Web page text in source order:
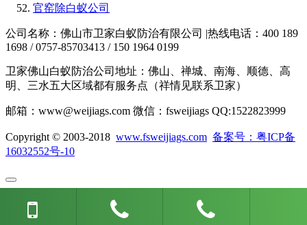
官窑除白蚁公司
公司名称：佛山市卫家白蚁防治有限公司 |热线电话：400 189
1698 / 0757-85703413 / 150 1964 0199
卫家佛山白蚁防治公司地址：佛山、禅城、南海、顺德、高
明、三水五大区域都有服务点（祥情见联系卫家）
邮箱：www@weijiags.com 微信：fsweijiags QQ:1522823999
Copyright © 2003-2018 www.fsweijiags.com 备案号：粤ICP备
16032552号-10